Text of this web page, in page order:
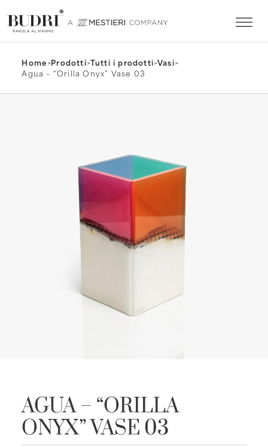
Home>Prodotti>Tutti i prodotti>Vasi>
Agua – “Orilla Onyx” Vase 03
AGUA – “ORILLA
ONYX” VASE 03